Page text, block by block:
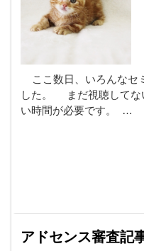
ここ数日、いろんなセ
した。 まだ視聴してな
い時間が必要です。 …
アドセンス審査記